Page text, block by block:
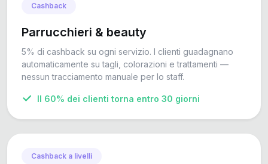
Cashback
Parrucchieri & beauty
5% di cashback su ogni servizio. I clienti guadagnano
automaticamente su tagli, colorazioni e trattamenti —
nessun tracciamento manuale per lo staff.
Il 60% dei clienti torna entro 30 giorni
Cashback a livelli